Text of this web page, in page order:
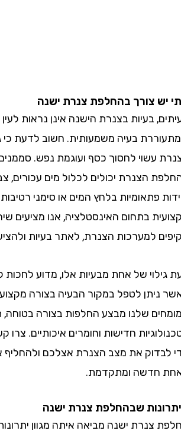
צורך בהחלפת צנרת ישנה
בעיות בצנרת הישנה אינן נראות לעין
בעיה משמעותית. חשוב לדעת כי
לחסוך כסף ועוגמת נפש. סממנים
הצנרת יכולים לכלול מים עכורים, צבע
פתאומיות בלחץ המים או סימני רטיבות
בתחום האינסטלציה, אנו מציעים שירותי
למערכות הצנרת, לאתר בעיות ולהציע
של אחת מבעיות אלו, מדוע לחכות
לטפל במקור הבעיה בצורה מקצועית
שלנו מבצע החלפות בצורה בטוחה, תוך
חדישות וחומרים איכותיים. צרו קשר
את מצב הצנרת אצלכם ולהחליף את
ומתקדמת.
שבהחלפת צנרת ישנה
ישנה מביאה איתה מגוון יתרונות